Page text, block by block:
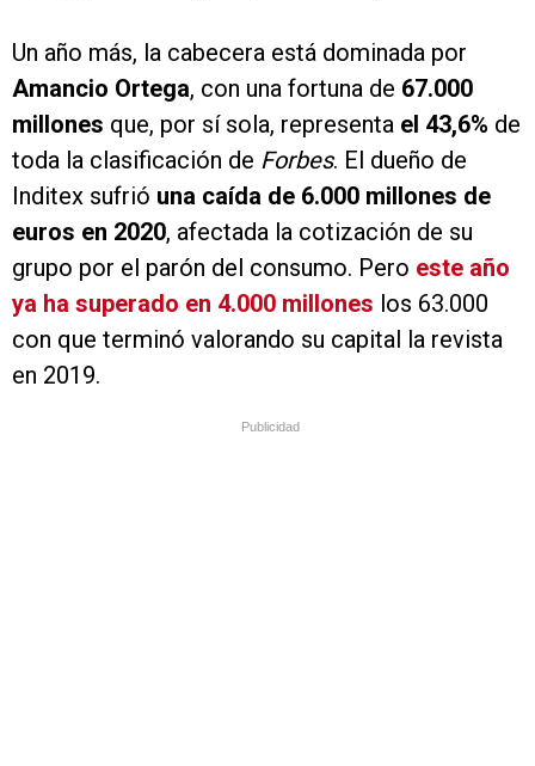
Un año más, la cabecera está dominada por
Amancio Ortega, con una fortuna de 67.000
millones que, por sí sola, representa el 43,6% de
toda la clasificación de Forbes. El dueño de
Inditex sufrió una caída de 6.000 millones de
euros en 2020, afectada la cotización de su
grupo por el parón del consumo. Pero este año
ya ha superado en 4.000 millones los 63.000
con que terminó valorando su capital la revista
en 2019.
Publicidad